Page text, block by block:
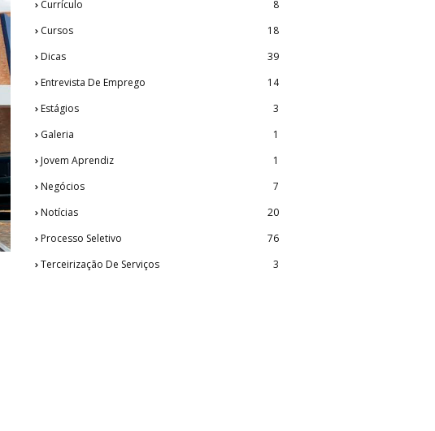
Currículo
8
Cursos
18
Dicas
39
Entrevista De Emprego
14
Estágios
3
Galeria
1
Jovem Aprendiz
1
Negócios
7
Notícias
20
Processo Seletivo
76
Terceirização De Serviços
3